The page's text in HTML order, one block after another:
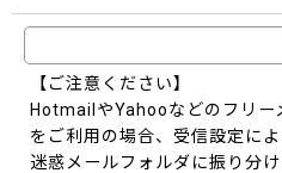
【ご注意ください】
HotmailやYahooなどのフリー
をご利用の場合、受信設定に
迷惑メールフォルダに振り分